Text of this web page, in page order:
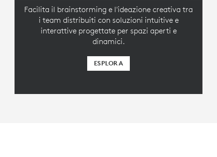
Facilita il brainstorming e l'ideazione creativa tra
i team distribuiti con soluzioni intuitive e
interattive progettate per spazi aperti e
dinamici.
ESPLORA